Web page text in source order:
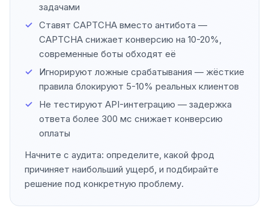
задачами
Ставят CAPTCHA вместо антибота —
CAPTCHA снижает конверсию на 10-20%,
современные боты обходят её
Игнорируют ложные срабатывания — жёсткие
правила блокируют 5-10% реальных клиентов
Не тестируют API-интеграцию — задержка
ответа более 300 мс снижает конверсию
оплаты
Начните с аудита: определите, какой фрод
причиняет наибольший ущерб, и подбирайте
решение под конкретную проблему.